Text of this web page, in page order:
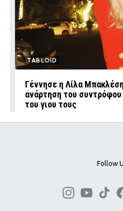
TABLOID
Γέννησε η Λίλα
ανάρτηση του συντρόφου
του γιου τους
Follow